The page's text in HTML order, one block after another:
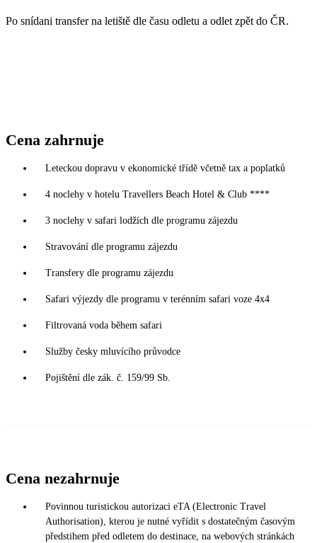
Po snídani transfer na letiště dle času odletu a odlet zpět do ČR.
Cena zahrnuje
Leteckou dopravu v ekonomické třídě včetně tax a poplatků
4 noclehy v hotelu Travellers Beach Hotel & Club ****
3 noclehy v safari lodžích dle programu zájezdu
Stravování dle programu zájezdu
Transfery dle programu zájezdu
Safari výjezdy dle programu v terénním safari voze 4x4
Filtrovaná voda během safari
Služby česky mluvícího průvodce
Pojištění dle zák. č. 159/99 Sb.
Cena nezahrnuje
Povinnou turistickou autorizaci eTA (Electronic Travel
Authorisation), kterou je nutné vyřídit s dostatečným časovým
předstihem před odletem do destinace, na webových stránkách